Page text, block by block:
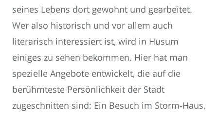
seines Lebens dort gewohnt und gearbeitet.
Wer also historisch und vor allem auch
literarisch interessiert ist, wird in Husum
einiges zu sehen bekommen. Hier hat man
spezielle Angebote entwickelt, die auf die
berühmteste Persönlichkeit der Stadt
zugeschnitten sind: Ein Besuch im Storm-Haus,